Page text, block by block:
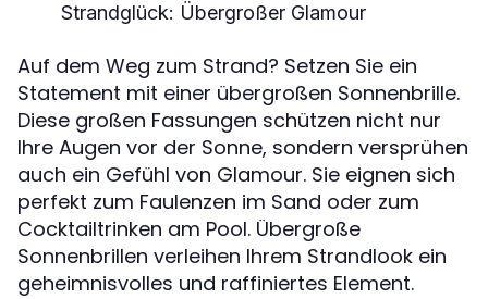
Strandglück: Übergroßer Glamour
Auf dem Weg zum Strand? Setzen Sie ein
Statement mit einer übergroßen Sonnenbrille.
Diese großen Fassungen schützen nicht nur
Ihre Augen vor der Sonne, sondern versprühen
auch ein Gefühl von Glamour. Sie eignen sich
perfekt zum Faulenzen im Sand oder zum
Cocktailtrinken am Pool. Übergroße
Sonnenbrillen verleihen Ihrem Strandlook ein
geheimnisvolles und raffiniertes Element.